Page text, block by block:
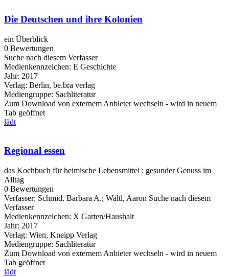
Die Deutschen und ihre Kolonien
ein Überblick
0 Bewertungen
Suche nach diesem Verfasser
Medienkennzeichen: E Geschichte
Jahr: 2017
Verlag: Berlin, be.bra verlag
Mediengruppe: Sachliteratur
Zum Download von externem Anbieter wechseln - wird in neuem
Tab geöffnet
lädt
Regional essen
das Kochbuch für heimische Lebensmittel : gesunder Genuss im
Alltag
0 Bewertungen
Verfasser: Schmid, Barbara A.; Waltl, Aaron Suche nach diesem
Verfasser
Medienkennzeichen: X Garten/Haushalt
Jahr: 2017
Verlag: Wien, Kneipp Verlag
Mediengruppe: Sachliteratur
Zum Download von externem Anbieter wechseln - wird in neuem
Tab geöffnet
lädt